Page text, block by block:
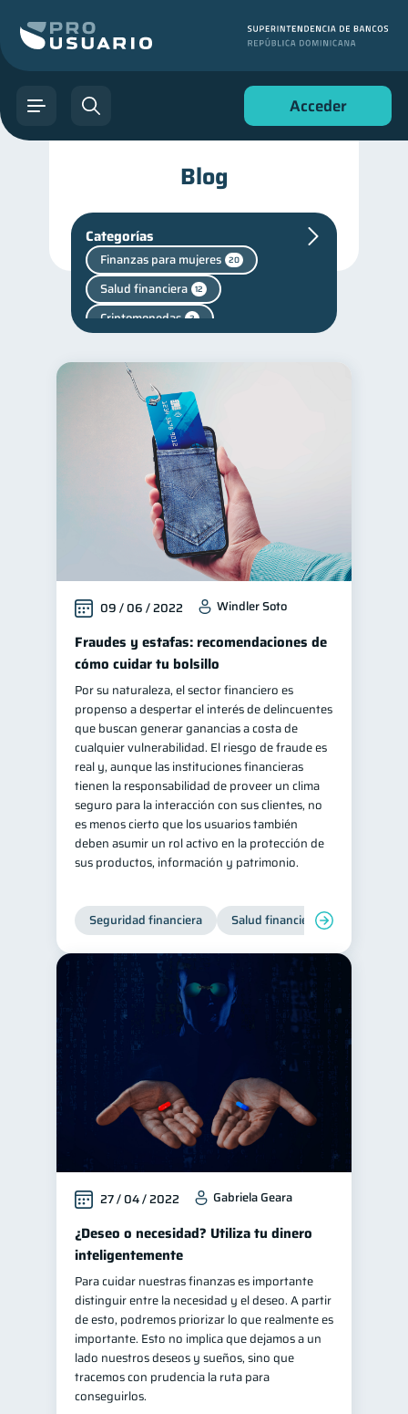
Acceder
Blog
Categorías
Finanzas para mujeres 20
Salud financiera 12
Criptomonedas 2
Finanzas personales
Manejo de deudas
Educación financiera
Finanzas para jóvenes 30
Control de deudas 30
Finanzas familiares 25
Inclusión financiera 22
Bienestar financiero 22
Seguridad financiera 13
Productos financieros 11
Organización Financiera
Deudas 10
Entidad financiera 8
Préstamos Ahorro 8
Consejos 6
Tarjeta de crédito
Historial crediticio 6
Ciberseguridad
Servicios
Derechos & Deberes 4
Superintendencia de Bancos
Vacaciones
Cuenta Abandonada 2
Inversiones
Cuenta Inactiva
Finanzas Personales 1
Educación Financiera 1
Mipymes
Información financiera 1
Salud mental 1
Retiro 1 Doble sueldo 1
Gasto responsable
información financiera 1
09 / 06 / 2022 Windler Soto
Fraudes y estafas: recomendaciones de
cómo cuidar tu bolsillo
Por su naturaleza, el sector financiero es
propenso a despertar el interés de delincuentes
que buscan generar ganancias a costa de
cualquier vulnerabilidad. El riesgo de fraude es
real y, aunque las instituciones financieras
tienen la responsabilidad de proveer un clima
seguro para la interacción con sus clientes, no
es menos cierto que los usuarios también
deben asumir un rol activo en la protección de
sus productos, información y patrimonio.
Seguridad financiera Salud financiera
27 / 04 / 2022 Gabriela Geara
¿Deseo o necesidad? Utiliza tu dinero
inteligentemente
Para cuidar nuestras finanzas es importante
distinguir entre la necesidad y el deseo. A partir
de esto, podremos priorizar lo que realmente es
importante. Esto no implica que dejamos a un
lado nuestros deseos y sueños, sino que
tracemos con prudencia la ruta para
conseguirlos.